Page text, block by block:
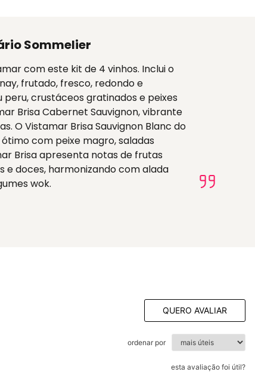
Sommelier
com este kit de 4 vinhos. Inclui o
frutado, fresco, redondo e
crustáceos gratinados e peixes
Brisa Cabernet Sauvignon, vibrante
O Vistamar Brisa Sauvignon Blanc do
com peixe magro, saladas
Brisa apresenta notas de frutas
e doces, harmonizando com alada
wok.
QUERO AVALIAR
ordenar por
esta avaliação foi útil?